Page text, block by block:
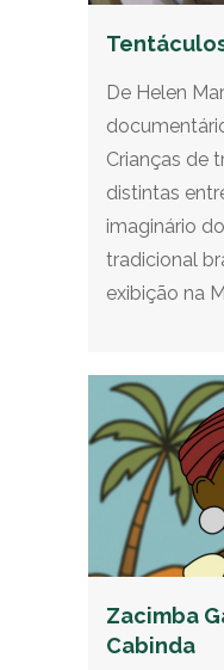
De Helen
Crianças de
distintas
imaginário
tradicional
exibição na
Zacimba
Cabinda